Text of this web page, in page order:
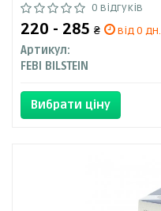
0 відгуків
220 - 285 ₴
від 0 дн.
Артикул:
FEBI BILSTEIN
Вибрати ціну